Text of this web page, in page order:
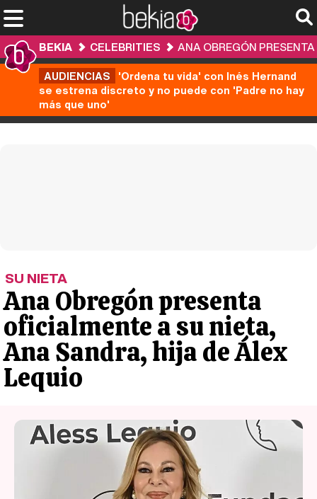
BEKIA CELEBRITIES
ANA OBREGÓN
AUDIENCIAS 'Ordena tu vida' con Inés Hernand
se estrena discreto y no puede con 'Padre no hay
más que uno'
SU NIETA
Ana Obregón presenta
oficialmente a su nieta,
Ana Sandra, hija de Álex
Lequio